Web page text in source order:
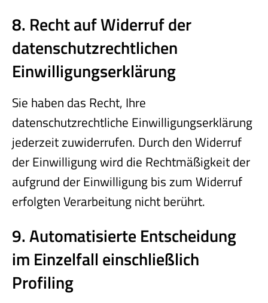
8. Recht auf Widerruf der
datenschutzrechtlichen
Einwilligungserklärung
Sie haben das Recht, Ihre
datenschutzrechtliche Einwilligungserklärung
jederzeit zuwiderrufen. Durch den Widerruf
der Einwilligung wird die Rechtmäßigkeit der
aufgrund der Einwilligung bis zum Widerruf
erfolgten Verarbeitung nicht berührt.
9. Automatisierte Entscheidung
im Einzelfall einschließlich
Profiling